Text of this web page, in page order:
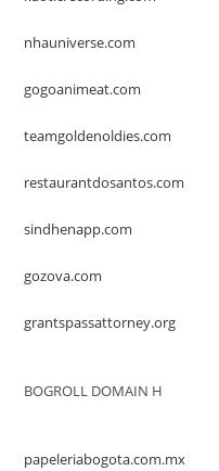
nhauniverse.com
gogoanimeat.com
teamgoldenoldies.com
restaurantdosantos.com
sindhenapp.com
gozova.com
grantspassattorney.org
BOGROLL DOMAIN H
papeleriabogota.com.mx